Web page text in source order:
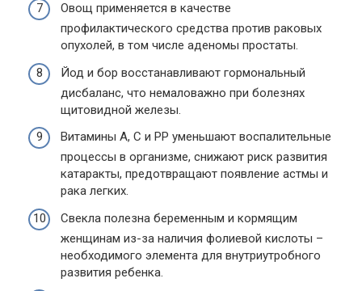
Овощ применяется в качестве
профилактического средства против раковых
опухолей, в том числе аденомы простаты.
Йод и бор восстанавливают гормональный
дисбаланс, что немаловажно при болезнях
щитовидной железы.
Витамины А, С и РР уменьшают воспалительные
процессы в организме, снижают риск развития
катаракты, предотвращают появление астмы и
рака легких.
Свекла полезна беременным и кормящим
женщинам из-за наличия фолиевой кислоты –
необходимого элемента для внутриутробного
развития ребенка.